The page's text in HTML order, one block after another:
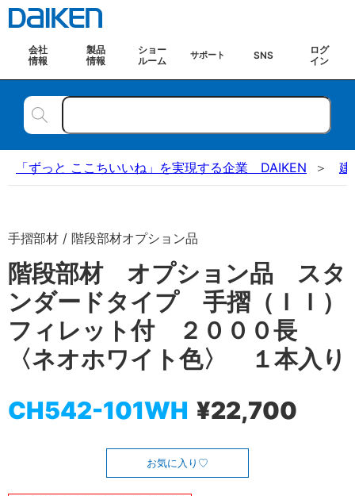
会社
情報
製品
情報
ショー
ルーム
サポート SNS
ログ
イン
「ずっと ここちいいね」を実現する企業 DAIKEN 建
手摺部材 / 階段部材オプション品
階段部材 オプション品 スタ
ンダードタイプ 手摺（ＩＩ）
フィレット付 ２０００長
〈ネオホワイト色〉 １本入り
CH542-101WH ¥22,700
お気に入り